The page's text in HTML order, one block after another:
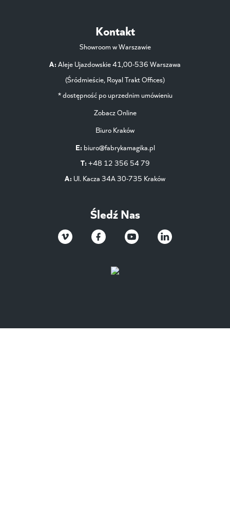
Kontakt
Showroom w Warszawie
A: Aleje Ujazdowskie 41,00-536 Warszawa
(Śródmieście, Royal Trakt Offices)
* dostępność po uprzednim umówieniu
Zobacz Online
Biuro Kraków
E: biuro@fabrykamagika.pl
T: +48 12 356 54 79
A: Ul. Kacza 34A 30-735 Kraków
Śledź Nas